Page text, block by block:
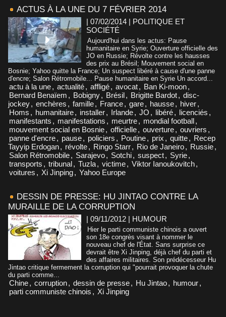
ACTUS À LA UNE DU 7 FÉVRIER 2014
| 07/02/2014 | POLITIQUE ET
SOCIÉTÉ
Aujourd'hui dans les actus: Pause
humanitaire en Syrie; Ouverture officielle des
JO en Russie; Révolte contre les hausses
des prix au Brésil; Mouvement social en
Bosnie; Yahoo quitte la France; Un suspect libéré à cause d'une panne
d'encre; Salon Rétromobile... Pause humanitaire en Syrie Un accord...
actu à la une, actualité, affligé, avocat, Ban Ki-moon,
Bernard Benaïem , Bobigny, Brésil, Brigitte Bardot, disc-
jockey, enchères , famille, France, gare, hausse, hiver,
Homs , humanitaire, installer, Irlande, JO , libéré, licenciés ,
manifestants , manifestations , meurtre, mondial football,
mouvement social en Bosnie, officielle, ouverture, ouvriers ,
panne d'encre, pause, policiers , Poutine, prix , quitte, Recep
Tayyip Erdogan, révolte, Ringo Starr, Rio de Janeiro, Russie,
Salon Rétromobile, Sarajevo, Sotchi, suspect, Syrie,
transports , tribunal, Tuzla, victime, Viktor Ianoukovitch,
voitures , Xi Jinping, Yahoo Europe
DESSIN DE PRESSE: HU JINTAO CONTRE LA
MURAILLE DE LA CORRUPTION
| 09/11/2012 | HUMOUR
Hier le parti communiste chinois a ouvert
son 18e congrès visant à nommer le
nouveau chef de l'État. Sans surprise ce
devrait être Xi Jinping, déjà chef du parti et
des affaires militaires. Son prédécesseur Hu
Jintao critique fermement la corruption qui "pourrait provoquer la chute
du parti comme...
Chine, corruption, dessin de presse, Hu Jintao, humour,
parti communiste chinois , Xi Jinping